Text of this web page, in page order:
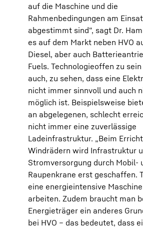
auf die Maschine und die
Rahmenbedingungen am
abgestimmt sind“, sagt Dr.
es auf dem Markt neben HVO
Diesel, aber auch
Fuels. Technologieoffen zu
auch, zu sehen, dass eine
nicht immer sinnvoll und auch
möglich ist. Beispielsweise
an abgelegenen, schlecht
nicht immer eine zuverlässige
Ladeinfrastruktur. „Beim
Windrädern wird Infrastruktur
Stromversorgung durch Mobil-
Raupenkrane erst geschaffen.
eine energieintensive
arbeiten. Zudem braucht man
Energieträger ein anderes
bei HVO – das bedeutet, dass